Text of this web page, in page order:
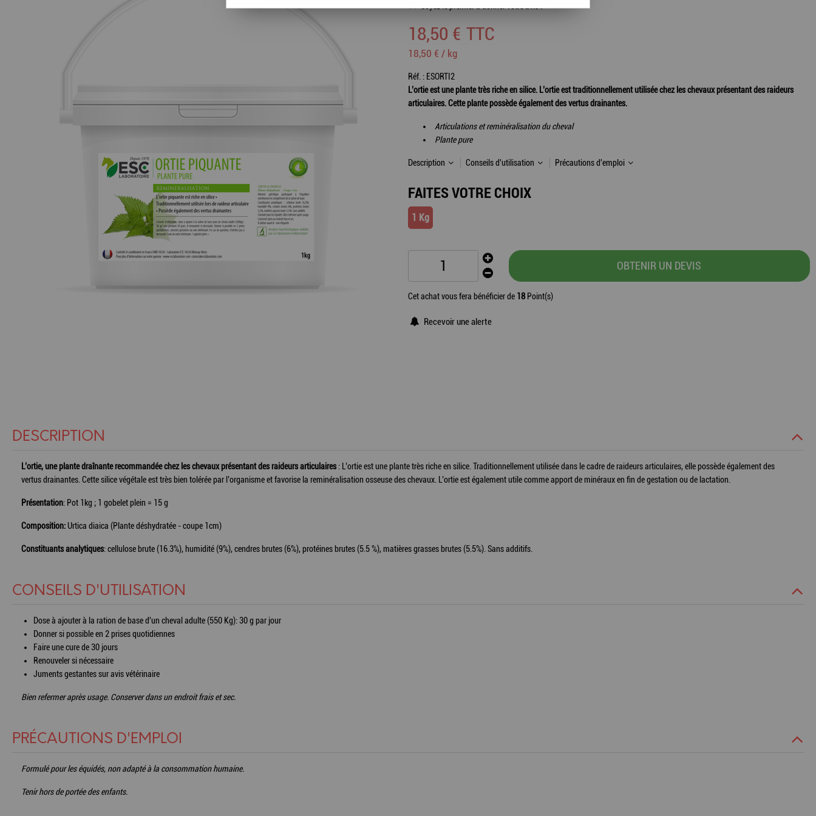
Soyez le premier à donner votre avis !
18,50 € TTC
18,50 € / kg
Réf. : ESORTI2
L’ortie est une plante très riche en silice. L’ortie est traditionnellement utilisée chez les chevaux présentant des raideurs
articulaires. Cette plante possède également des vertus drainantes.
Articulations et reminéralisation du cheval
Plante pure
Description Conseils d'utilisation Précautions d'emploi
FAITES VOTRE CHOIX
1 Kg
OBTENIR UN DEVIS
Cet achat vous fera bénéficier de 18 Point(s)
Recevoir une alerte
DESCRIPTION
L’ortie, une plante draînante recommandée chez les chevaux présentant des raideurs articulaires: L’ortie est une plante très riche en silice. Traditionnellement utilisée dans le cadre de raideurs articulaires, elle possède également des
vertus drainantes. Cette silice végétale est très bien tolérée par l’organisme et favorise la reminéralisation osseuse des chevaux. L’ortie est également utile comme apport de minéraux en fin de gestation ou de lactation.
Présentation: Pot 1kg ; 1 gobelet plein = 15 g
Composition: Urtica diaica (Plante déshydratée - coupe 1cm)
Constituants analytiques: cellulose brute (16.3%), humidité (9%), cendres brutes (6%), protéines brutes (5.5 %), matières grasses brutes (5.5%). Sans additifs.
CONSEILS D'UTILISATION
Dose à ajouter à la ration de base d'un cheval adulte (550 Kg): 30 g par jour
Donner si possible en 2 prises quotidiennes
Faire une cure de 30 jours
Renouveler si nécessaire
Juments gestantes sur avis vétérinaire
Bien refermer après usage. Conserver dans un endroit frais et sec.
PRÉCAUTIONS D'EMPLOI
Formulé pour les équidés, non adapté à la consommation humaine.
Tenir hors de portée des enfants.